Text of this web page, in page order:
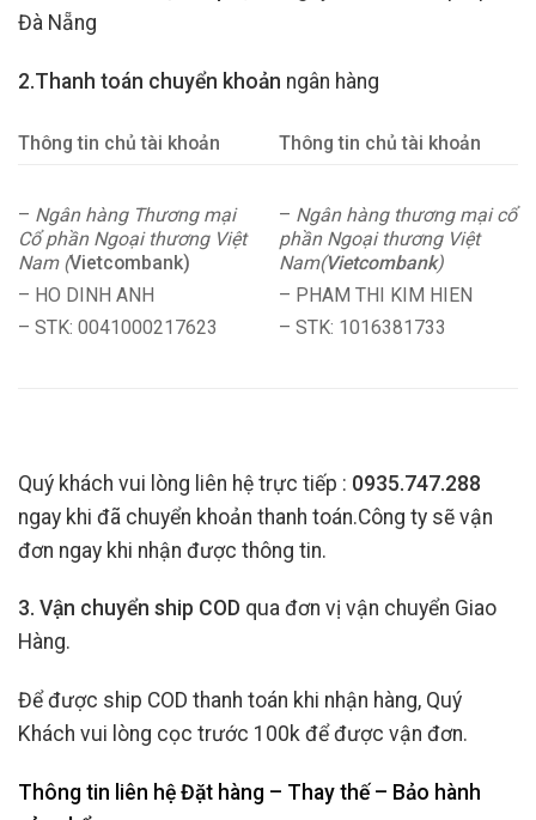
Đà Nẵng
2.Thanh toán chuyển khoản ngân hàng
Thông tin chủ tài khoản Thông tin chủ tài khoản
– Ngân hàng Thương mại
Cổ phần Ngoại thương Việt
Nam (Vietcombank)
– HO DINH ANH
– STK: 0041000217623
– Ngân hàng thương mại cổ
phần Ngoại thương Việt
Nam(Vietcombank)
– PHAM THI KIM HIEN
– STK: 1016381733
Quý khách vui lòng liên hệ trực tiếp : 0935.747.288
ngay khi đã chuyển khoản thanh toán.Công ty sẽ vận
đơn ngay khi nhận được thông tin.
3. Vận chuyển ship COD qua đơn vị vận chuyển Giao
Hàng.
Để được ship COD thanh toán khi nhận hàng, Quý
Khách vui lòng cọc trước 100k để được vận đơn.
Thông tin liên hệ Đặt hàng – Thay thế – Bảo hành